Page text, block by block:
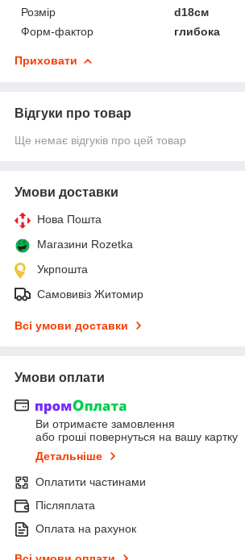
Розмір
d18см
Форм-фактор
глибока
Приховати
Відгуки про товар
Ще немає відгуків про цей товар
Умови доставки
Нова Пошта
Магазини Rozetka
Укрпошта
Самовивіз Житомир
Всі умови доставки
Умови оплати
Ви отримаєте замовлення
або гроші повернуться на вашу картку
Детальніше
Оплатити частинами
Післяплата
Оплата на рахунок